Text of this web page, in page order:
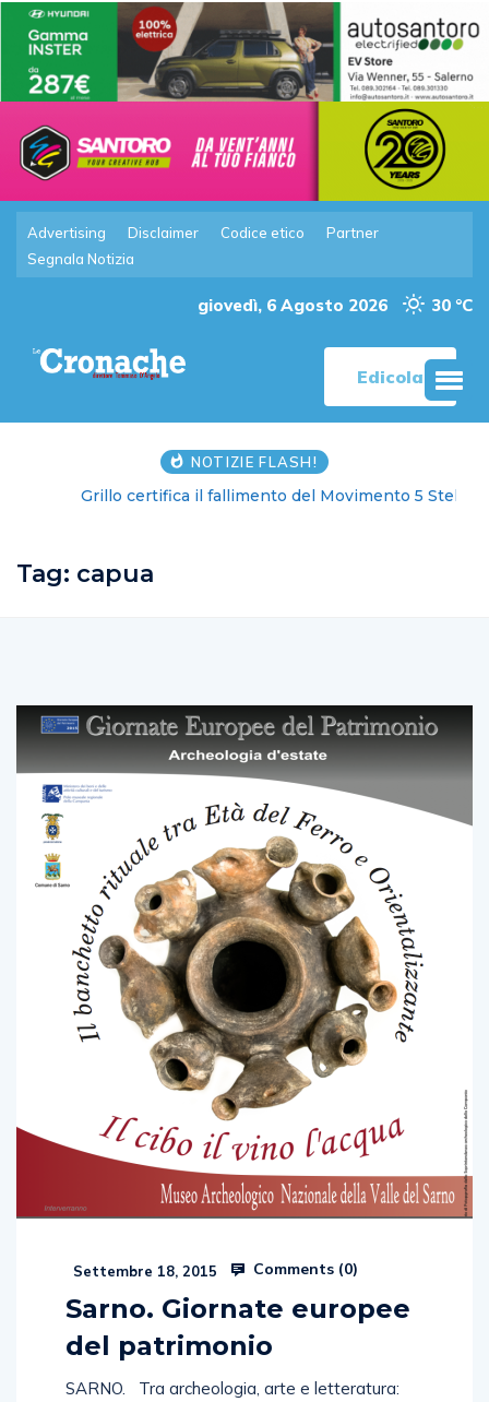
Advertising Disclaimer Codice etico
Partner
Segnala Notizia
giovedì, 6 Agosto 2026 30 °C
Edicola
NOTIZIE FLASH!
Grillo certifica il fallimento del Movimento 5 Stelle
Tag: capua
Settembre 18, 2015 Comments (0)
Sarno. Giornate europee
del patrimonio
SARNO. Tra archeologia, arte e letteratura: